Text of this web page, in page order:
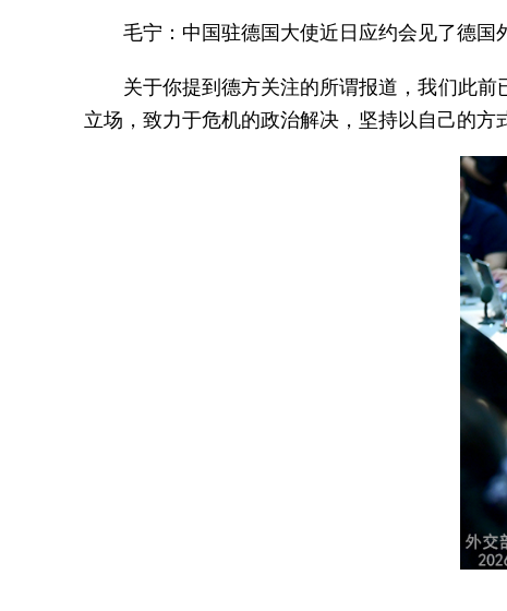
毛宁：中国驻德国大使近日应约会见了德国
关于你提到德方关注的所谓报道，我们此
立场，致力于危机的政治解决，坚持以自己的方